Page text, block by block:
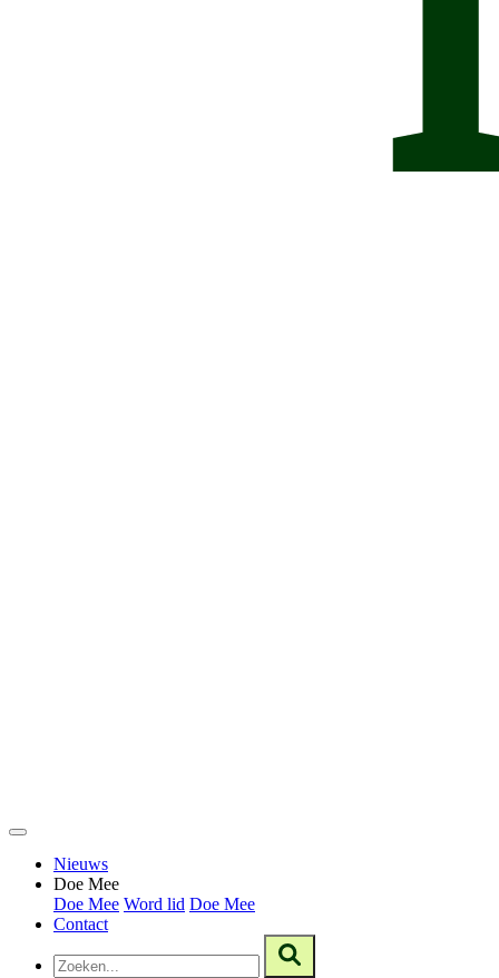
Nieuws
Doe Mee
Doe Mee Word lid Doe Mee
Contact